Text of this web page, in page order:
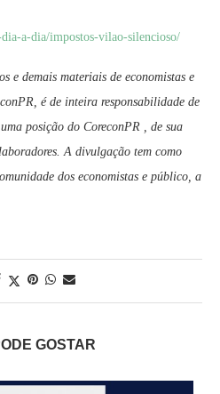
a-dia/impostos-vilao-silencioso/
e demais materiais de economistas e
é de inteira responsabilidade de
posição do CoreconPR , de sua
A divulgação tem como
dos economistas e público, a
GOSTAR